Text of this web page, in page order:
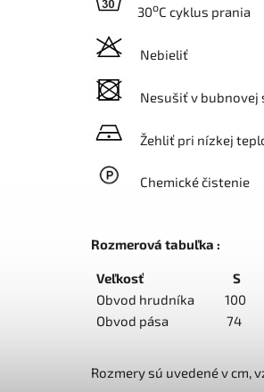
30oC cyklus prania
Nebieliť
Nesušiť v bubnovej
Žehliť pri nízkej
Chemické čistenie
Rozmerová tabuľka :
Veľkosť S
Obvod hrudníka
100
Obvod pása
74
Rozmery sú uvedené v cm,